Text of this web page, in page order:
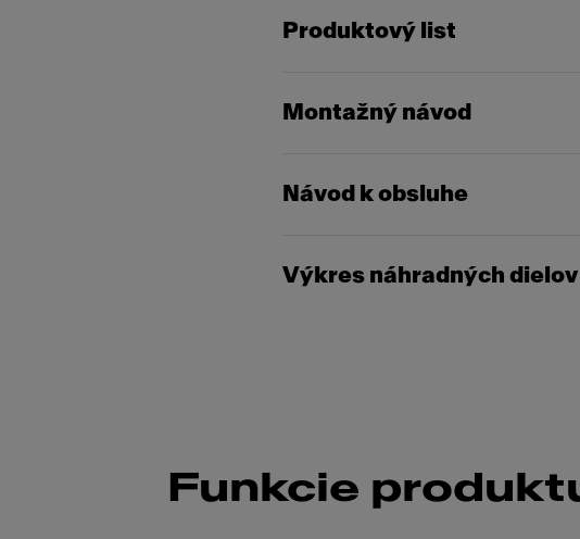
Produktový list
Montažný návod
Návod k obsluhe
Výkres náhradných dielov
Funkcie